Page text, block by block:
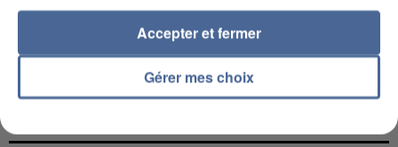
UN SECOND CADRE DE LA DZ MAFIA
INTERPELLÉ EN ALGÉRIE
Gérer mes choix
Accepter et fermer